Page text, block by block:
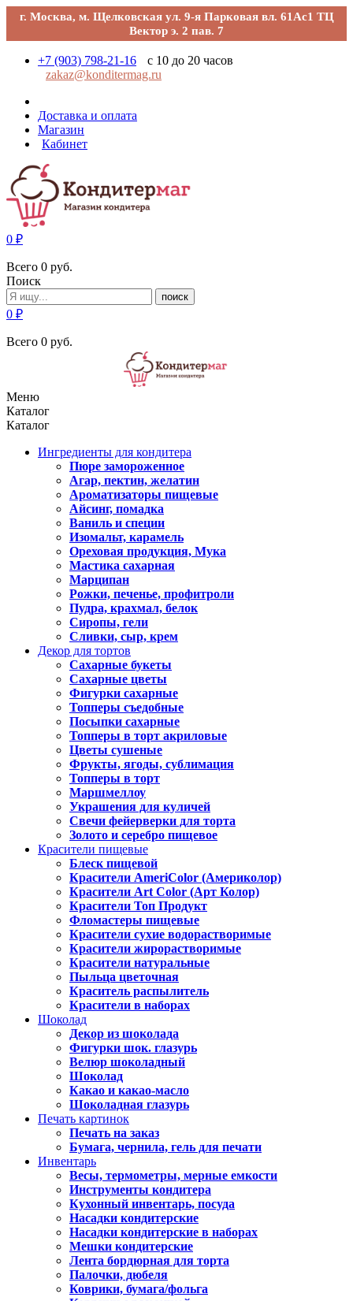
г. Москва, м. Щелковская ул. 9-я Парковая вл. 61Ас1 ТЦ
Вектор э. 2 пав. 7
+7 (903) 798-21-16
с 10 до 20 часов
zakaz@konditermag.ru
Доставка и оплата
Магазин
Кабинет
0 ₽
Всего 0 руб.
Поиск
поиск
0 ₽
Всего 0 руб.
Меню
Каталог
Каталог
Ингредиенты для кондитера
Пюре замороженное
Агар, пектин, желатин
Ароматизаторы пищевые
Айсинг, помадка
Ваниль и специи
Изомальт, карамель
Ореховая продукция, Мука
Мастика сахарная
Марципан
Рожки, печенье, профитроли
Пудра, крахмал, белок
Сиропы, гели
Сливки, сыр, крем
Декор для тортов
Сахарные букеты
Сахарные цветы
Фигурки сахарные
Топперы съедобные
Посыпки сахарные
Топперы в торт акриловые
Цветы сушеные
Фрукты, ягоды, сублимация
Топперы в торт
Маршмеллоу
Украшения для куличей
Свечи фейерверки для торта
Золото и серебро пищевое
Красители пищевые
Блеск пищевой
Красители AmeriColor (Америколор)
Красители Art Color (Арт Колор)
Красители Топ Продукт
Фломастеры пищевые
Красители сухие водорастворимые
Красители жирорастворимые
Красители натуральные
Пыльца цветочная
Краситель распылитель
Красители в наборах
Шоколад
Декор из шоколада
Фигурки шок. глазурь
Велюр шоколадный
Шоколад
Какао и какао-масло
Шоколадная глазурь
Печать картинок
Печать на заказ
Бумага, чернила, гель для печати
Инвентарь
Весы, термометры, мерные емкости
Инструменты кондитера
Кухонный инвентарь, посуда
Насадки кондитерские
Насадки кондитерские в наборах
Мешки кондитерские
Лента бордюрная для торта
Палочки, дюбеля
Коврики, бумага/фольга